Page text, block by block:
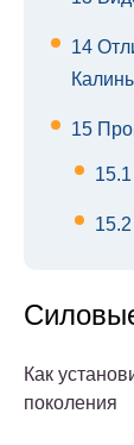
14
15
15.1
15.2
Как
поколения